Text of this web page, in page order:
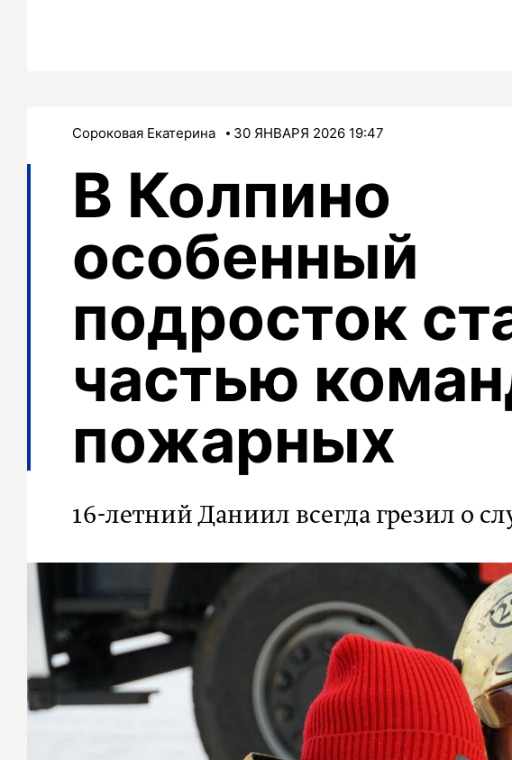
Сороковая Екатерина 30 ЯНВАРЯ 2026 19:47
В Колпино
особенный
подросток
частью
пожарных
16-летний Даниил всегда грезил о